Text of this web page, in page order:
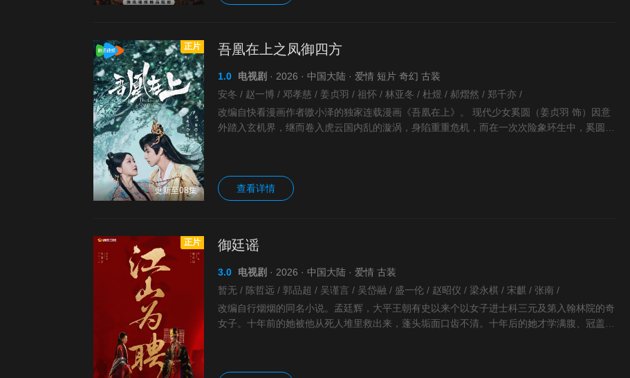
正片
更新至08集
吾凰在上之凤御四方
1.0 电视剧 · 2026 · 中国大陆 · 爱情 短片 奇幻 古装
安冬 / 赵一博 / 邓孝慈 / 姜贞羽 / 祖怀 / 林亚冬 / 杜煜 / 郝熠然 / 郑千亦 /
改编自快看漫画作者嗷小泽的独家连载漫画《吾凰在上》。 现代少女奚圆（姜贞羽 饰）因意
外踏入玄机界，继而卷入虎云国内乱的漩涡，身陷重重危机，而在一次次险象环生中，奚圆的
查看详情
正片 御廷谣
3.0 电视剧 · 2026 · 中国大陆 · 爱情 古装
暂无 / 陈哲远 / 郭品超 / 吴谨言 / 吴岱融 / 盛一伦 / 赵昭仪 / 梁永棋 / 宋麒 / 张南 /
改编自行烟烟的同名小说。孟廷辉，大平王朝有史以来个以女子进士科三元及第入翰林院的奇
女子。十年前的她被他从死人堆里救出来，蓬头垢面口齿不清。十年后的她才学满腹、冠盖众